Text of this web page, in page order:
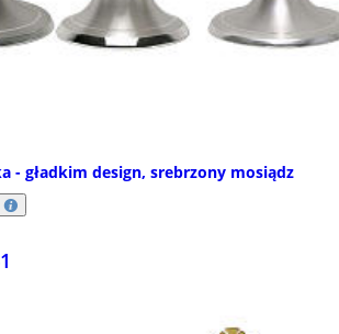
- gładkim design, srebrzony mosiądz